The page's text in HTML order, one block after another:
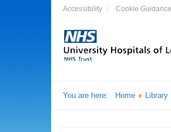
Accessibility Cookie Guidance
You are here: Home Library